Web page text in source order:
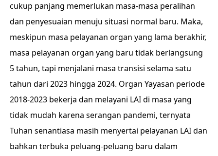
cukup panjang memerlukan masa-masa peralihan
dan penyesuaian menuju situasi normal baru. Maka,
meskipun masa pelayanan organ yang lama berakhir,
masa pelayanan organ yang baru tidak berlangsung
5 tahun, tapi menjalani masa transisi selama satu
tahun dari 2023 hingga 2024. Organ Yayasan periode
2018-2023 bekerja dan melayani LAI di masa yang
tidak mudah karena serangan pandemi, ternyata
Tuhan senantiasa masih menyertai pelayanan LAI dan
bahkan terbuka peluang-peluang baru dalam